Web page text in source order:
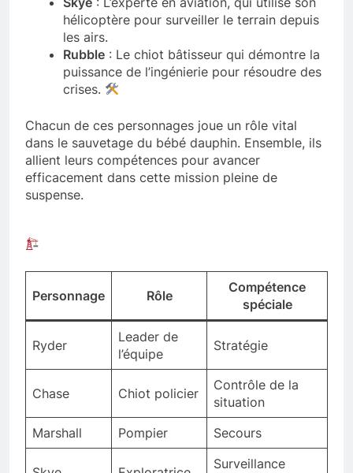
hélicoptère pour surveiller le terrain depuis
les airs.
Rubble : Le chiot bâtisseur qui démontre la
puissance de l’ingénierie pour résoudre des
crises.
Chacun de ces personnages joue un rôle vital
dans le sauvetage du bébé dauphin. Ensemble, ils
allient leurs compétences pour avancer
efficacement dans cette mission pleine de
suspense.
Personnage Rôle
Compétence
spéciale
Ryder
Leader de
l’équipe
Stratégie
Chase Chiot policier
Contrôle de la
situation
Marshall
Pompier Secours
Surveillance